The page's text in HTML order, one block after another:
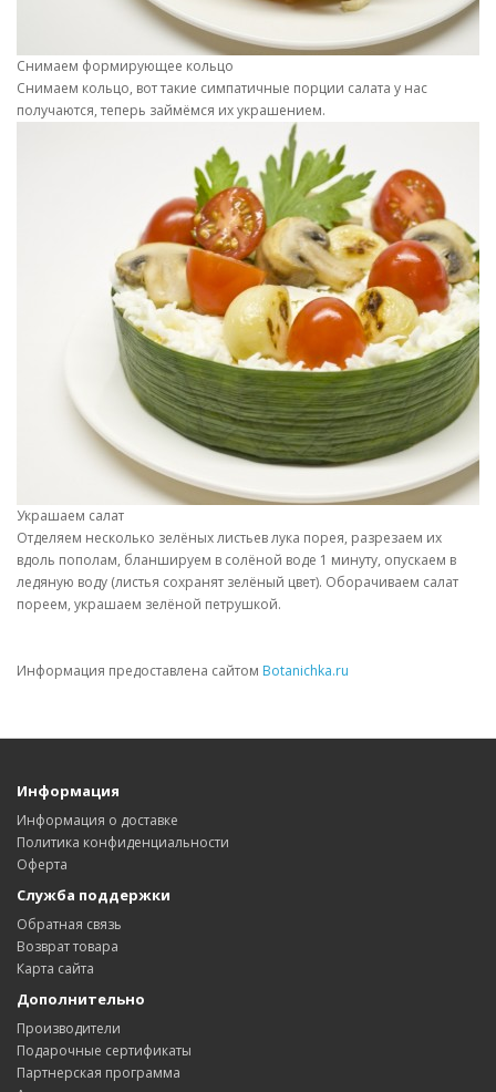
Снимаем формирующее кольцо
Снимаем кольцо, вот такие симпатичные порции салата у нас
получаются, теперь займёмся их украшением.
Украшаем салат
Отделяем несколько зелёных листьев лука порея, разрезаем их
вдоль пополам, бланшируем в солёной воде 1 минуту, опускаем в
ледяную воду (листья сохранят зелёный цвет). Оборачиваем салат
пореем, украшаем зелёной петрушкой.
Информация предоставлена сайтом Botanichka.ru
Информация
Информация о доставке
Политика конфиденциальности
Оферта
Служба поддержки
Обратная связь
Возврат товара
Карта сайта
Дополнительно
Производители
Подарочные сертификаты
Партнерская программа